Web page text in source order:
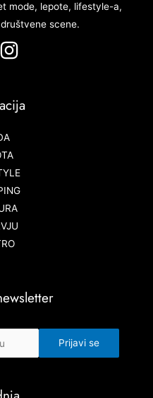
mode, lepote, lifestyle-a,
scene.